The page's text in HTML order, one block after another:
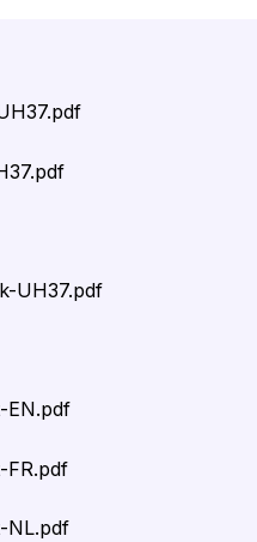
UH37.pdf
EN.pdf
FR.pdf
NL.pdf